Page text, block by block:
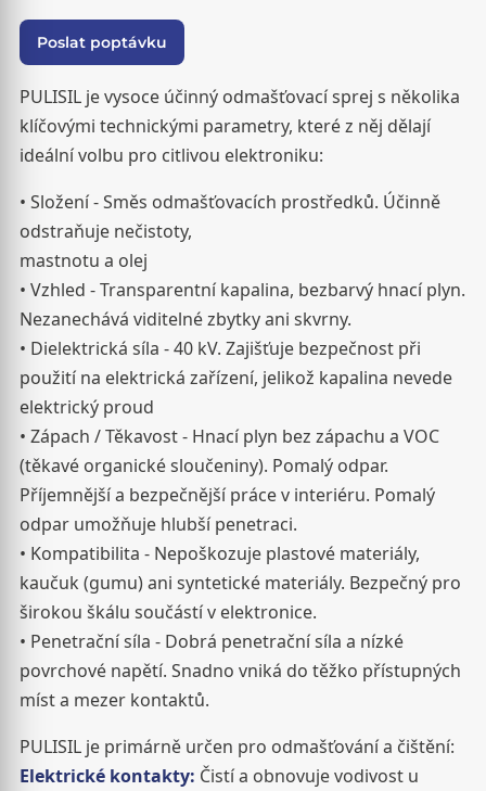
Poslat poptávku
PULISIL je vysoce účinný odmašťovací sprej s několika
klíčovými technickými parametry, které z něj dělají
ideální volbu pro citlivou elektroniku:
• Složení - Směs odmašťovacích prostředků. Účinně
odstraňuje nečistoty,
mastnotu a olej
• Vzhled - Transparentní kapalina, bezbarvý hnací plyn.
Nezanechává viditelné zbytky ani skvrny.
• Dielektrická síla - 40 kV. Zajišťuje bezpečnost při
použití na elektrická zařízení, jelikož kapalina nevede
elektrický proud
• Zápach / Těkavost - Hnací plyn bez zápachu a VOC
(těkavé organické sloučeniny). Pomalý odpar.
Příjemnější a bezpečnější práce v interiéru. Pomalý
odpar umožňuje hlubší penetraci.
• Kompatibilita - Nepoškozuje plastové materiály,
kaučuk (gumu) ani syntetické materiály. Bezpečný pro
širokou škálu součástí v elektronice.
• Penetrační síla - Dobrá penetrační síla a nízké
povrchové napětí. Snadno vniká do těžko přístupných
míst a mezer kontaktů.
PULISIL je primárně určen pro odmašťování a čištění:
Elektrické kontakty: Čistí a obnovuje vodivost u